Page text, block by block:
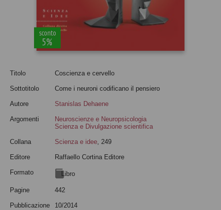
sconto
5%
Titolo Coscienza e cervello
Sottotitolo Come i neuroni codificano il pensiero
Autore Stanislas Dehaene
Argomenti
Neuroscienze e Neuropsicologia
Scienza e Divulgazione scientifica
Collana Scienza e idee, 249
Editore Raffaello Cortina Editore
Formato Libro
Pagine 442
Pubblicazione 10/2014